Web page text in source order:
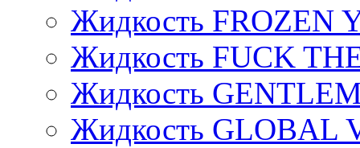
Жидкость FROZEN
Жидкость FUCK
Жидкость
Жидкость GLOBAL